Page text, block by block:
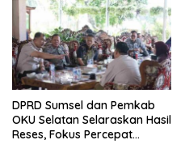
DPRD Sumsel dan Pemkab
OKU Selatan Selaraskan Hasil
Reses, Fokus Percepat